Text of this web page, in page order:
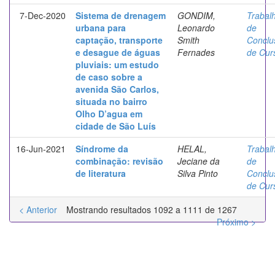
7-Dec-2020
Sistema de drenagem
urbana para
captação, transporte
e desague de águas
pluviais: um estudo
de caso sobre a
avenida São Carlos,
situada no bairro
Olho D’agua em
cidade de São Luís
GONDIM,
Leonardo
Smith
Fernades
de
de
16-Jun-2021
Síndrome da
combinação: revisão
de literatura
HELAL,
Jeciane da
Silva Pinto
de
de
Mostrando resultados 1092 a 1111 de 1267
< Anterior
Próximo >